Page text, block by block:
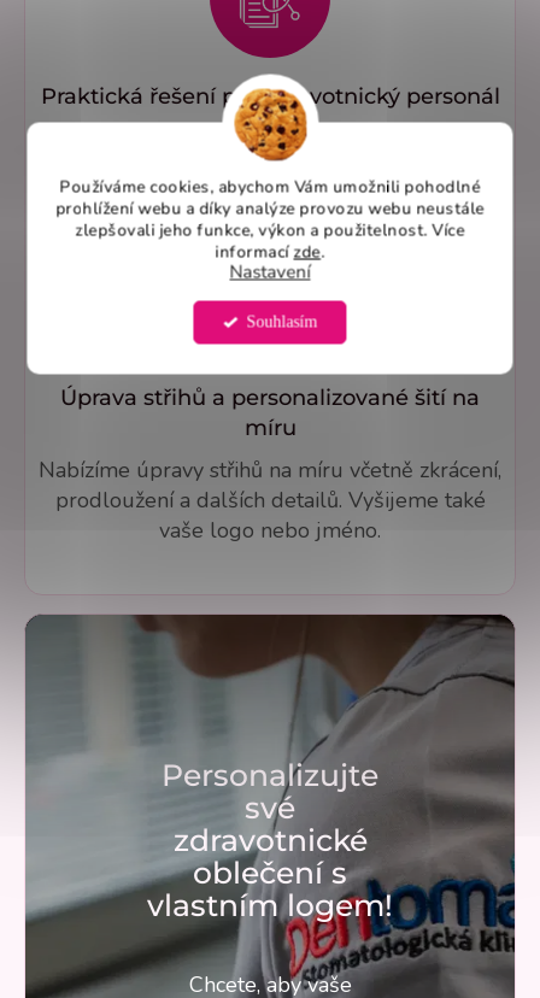
Používáme cookies, abychom Vám umožnili pohodlné
prohlížení webu a díky analýze provozu webu neustále
zlepšovali jeho funkce, výkon a použitelnost. Více
informací zde.
Nastavení
Souhlasím
Praktická řešení pro zdravotnický personál
Dvě hluboké boční kapsy umožňují pohodlné
uložení nezbytných pomůcek, takže vše
důležité máte vždy po ruce.
Úprava střihů a personalizované šití na
míru
Nabízíme úpravy střihů na míru včetně zkrácení,
prodloužení a dalších detailů. Vyšijeme také
vaše logo nebo jméno.
Personalizujte
své
zdravotnické
oblečení s
vlastním logem!
Chcete, aby vaše